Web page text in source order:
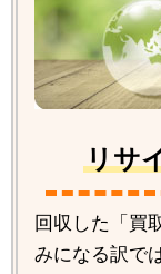
リサ
回収した「買
みになる訳で